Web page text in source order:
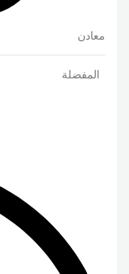
معادن
المفضلة